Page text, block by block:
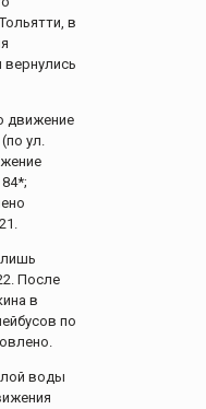
в
движение
ул.
После
в
по
воды